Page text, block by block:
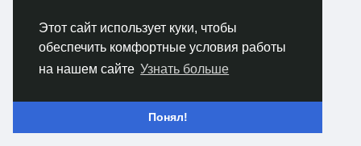
Этот сайт использует куки, чтобы
обеспечить комфортные условия работы
на нашем сайте Узнать больше
Понял!